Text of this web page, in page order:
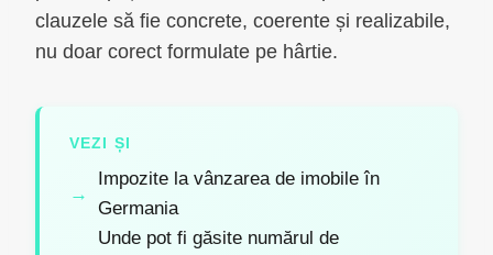
clauzele să fie concrete, coerente și realizabile,
nu doar corect formulate pe hârtie.
VEZI ȘI
Impozite la vânzarea de imobile în
Germania
Unde pot fi găsite numărul de